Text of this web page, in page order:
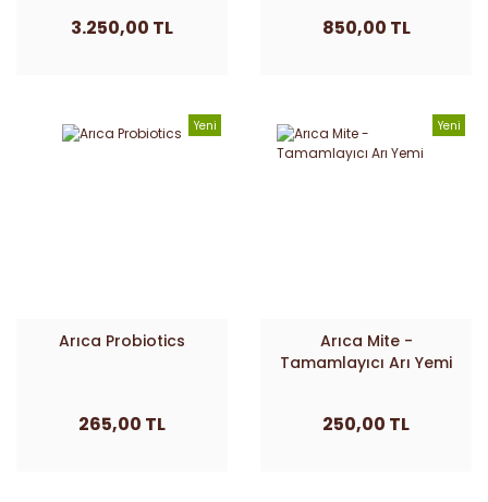
3.250,00 TL 850,00 TL
Yeni
Arıca Probiotics
265,00 TL
Yeni
Arıca Mite -
Tamamlayıcı Arı Yemi
250,00 TL